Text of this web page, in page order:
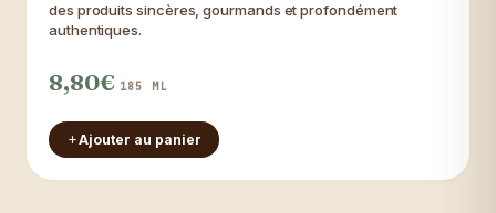
des produits sincères, gourmands et profondément
authentiques.
8,80€ 185 ML
Ajouter au panier